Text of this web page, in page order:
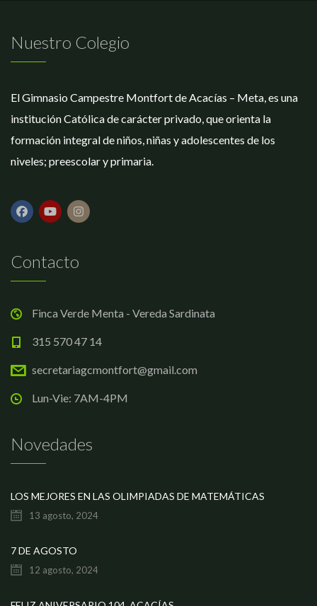
Nuestro Colegio
El Gimnasio Campestre Montfort de Acacías – Meta, es una
institución Católica de carácter privado, que orienta la
formación integral de niños, niñas y adolescentes de los
niveles; preescolar y primaria.
Contacto
Finca Verde Menta - Vereda Sardinata
315 570 47 14
secretariagcmontfort@gmail.com
Lun-Vie: 7AM-4PM
Novedades
LOS MEJORES EN LAS OLIMPIADAS DE MATEMÁTICAS
13 agosto, 2024
7 DE AGOSTO
12 agosto, 2024